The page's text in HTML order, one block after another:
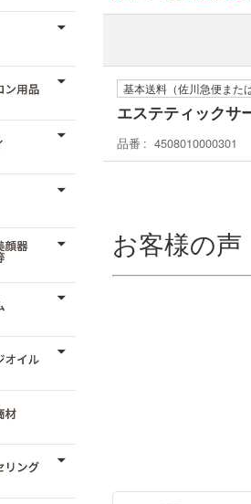
基本送料（佐川急便また
エステティックサ
品番 4508010000301
お客様の声